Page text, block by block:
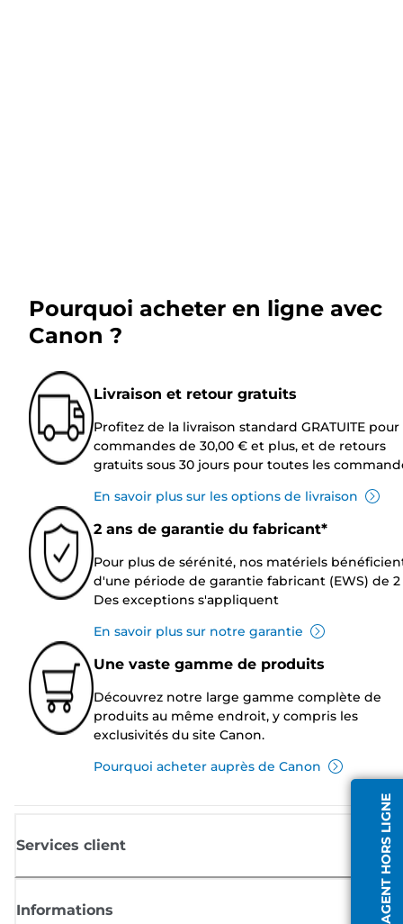
AGENT HORS LIGNE
Pourquoi acheter en ligne avec
Canon ?
Livraison et retour gratuits
Profitez de la livraison standard GRATUITE pour
commandes de 30,00 € et plus, et de retours
gratuits sous 30 jours pour toutes les
En savoir plus sur les options de livraison
2 ans de garantie du fabricant*
Pour plus de sérénité, nos matériels
d'une période de garantie fabricant (EWS) de 2
Des exceptions s'appliquent
En savoir plus sur notre garantie
Une vaste gamme de produits
Découvrez notre large gamme complète de
produits au même endroit, y compris les
exclusivités du site Canon.
Pourquoi acheter auprès de Canon
Services client
Informations